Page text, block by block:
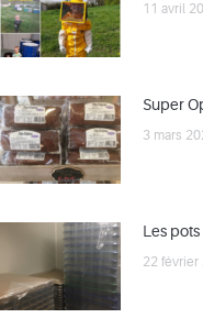
11 avril
Super
3 mars
Les
22 février